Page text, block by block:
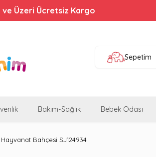
ve Üzeri Ücretsiz Kargo
Sepetim
Bakım-Sağlık Bebek Odası
Bahçesi SJ124934